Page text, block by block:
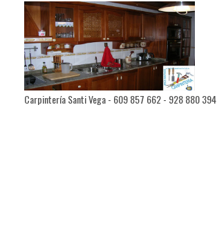
Carpintería Santi Vega - 609 857 662 - 928 880 394